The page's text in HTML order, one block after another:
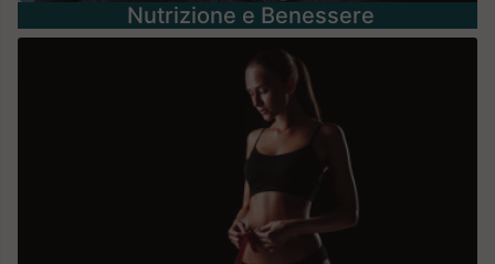
Nutrizione e Benessere